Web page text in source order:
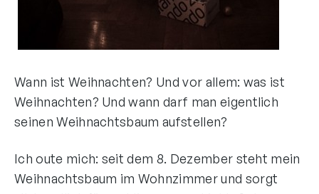
Wann ist Weihnachten? Und vor allem: was ist
Weihnachten? Und wann darf man eigentlich
seinen Weihnachtsbaum aufstellen?
Ich oute mich: seit dem 8. Dezember steht mein
Weihnachtsbaum im Wohnzimmer und sorgt